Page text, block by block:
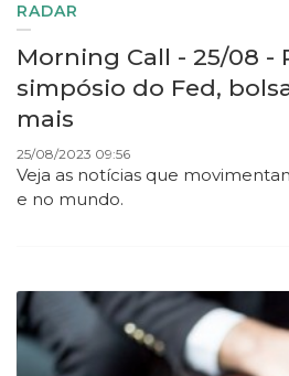
RADAR
Morning Call - 25/08 -
simpósio do Fed,
mais
25/08/2023 09:56
Veja as notícias que
e no mundo.